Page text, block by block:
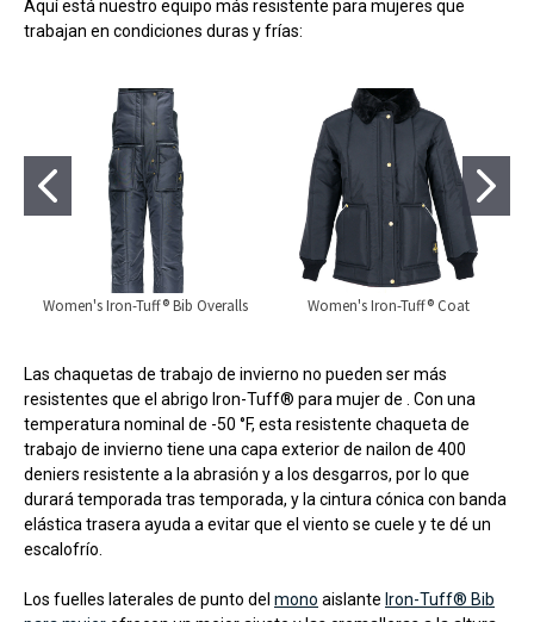
Aquí está nuestro equipo más resistente para mujeres que
trabajan en condiciones duras y frías:
Women's Iron-Tuff® Bib Overalls Women's Iron-Tuff® Coat
Las chaquetas de trabajo de invierno no pueden ser más
resistentes que el abrigo Iron-Tuff® para mujer de
. Con una
temperatura nominal de -50 °F, esta resistente chaqueta de
trabajo de invierno tiene una capa exterior de nailon de 400
deniers resistente a la abrasión y a los desgarros, por lo que
durará temporada tras temporada, y la cintura cónica con banda
elástica trasera ayuda a evitar que el viento se cuele y te dé un
escalofrío.
Los fuelles laterales de punto del mono aislante Iron-Tuff® Bib